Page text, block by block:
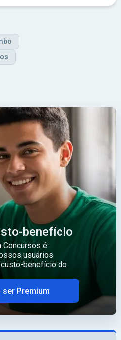
benefício
Concursos é
usuários
benefício do
ser Premium